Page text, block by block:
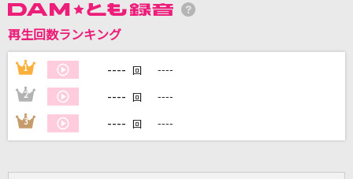
カラオケをもっと楽しもう！
家族や友達と一緒に！練習にも！
再生回数ランキング
1 ---- 回 ----
2 ---- 回 ----
3 ---- 回 ----